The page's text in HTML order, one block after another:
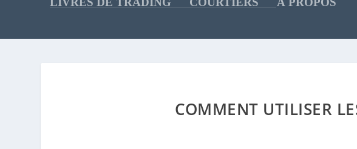
COMMENT UTILISER